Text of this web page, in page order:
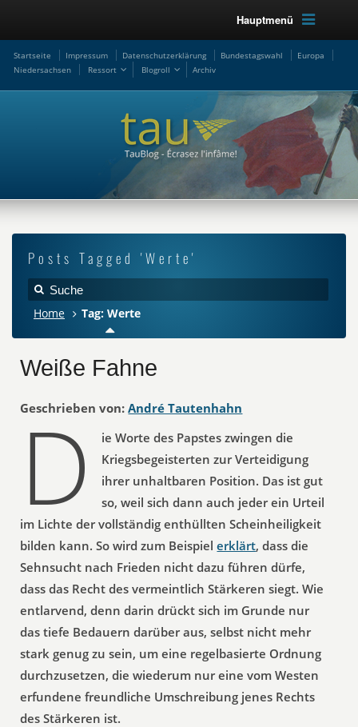
Hauptmenü
Startseite Impressum Datenschutzerklärung Bundestagswahl
Europa
Niedersachsen
Ressort Blogroll Archiv
Posts Tagged 'Werte'
Home Tag: Werte
Weiße Fahne
Geschrieben von: André Tautenhahn
D
ie Worte des Papstes zwingen die
Kriegsbegeisterten zur Verteidigung
ihrer unhaltbaren Position. Das ist gut
so, weil sich dann auch jeder ein Urteil
im Lichte der vollständig enthüllten Scheinheiligkeit
bilden kann. So wird zum Beispielerklärt, dass die
Sehnsucht nach Frieden nicht dazu führen dürfe,
dass das Recht des vermeintlich Stärkeren siegt. Wie
entlarvend, denn darin drückt sich im Grunde nur
das tiefe Bedauern darüber aus, selbst nicht mehr
stark genug zu sein, um eine regelbasierte Ordnung
durchzusetzen, die wiederum nur eine vom Westen
erfundene freundliche Umschreibung jenes Rechts
des Stärkeren ist.